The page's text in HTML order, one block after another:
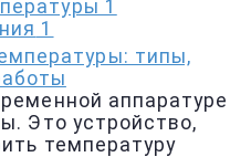
1
типы,
аппаратуре
Это устройство,
температуру